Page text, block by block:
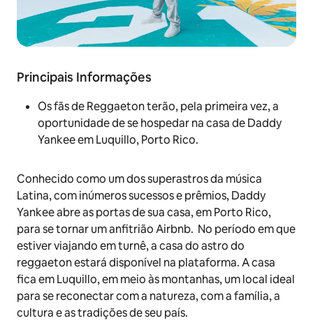
Principais Informações
Os fãs de Reggaeton terão, pela primeira vez, a
oportunidade de se hospedar na casa de Daddy
Yankee em Luquillo, Porto Rico.
Conhecido como um dos superastros da música
Latina, com inúmeros sucessos e prêmios, Daddy
Yankee abre as portas de sua casa, em Porto Rico,
para se tornar um anfitrião Airbnb. No período em que
estiver viajando em turnê, a casa do astro do
reggaeton estará disponível na plataforma. A casa
fica em Luquillo, em meio às montanhas, um local ideal
para se reconectar com a natureza, com a família, a
cultura e as tradições de seu país.